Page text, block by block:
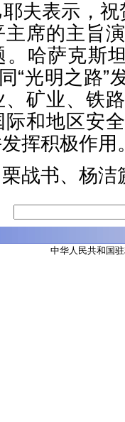
表示，祝
主席的主旨
哈萨克斯
“光明之路
、矿业、铁
和地区安
挥积极作用
书、杨洁
中华人民共和国